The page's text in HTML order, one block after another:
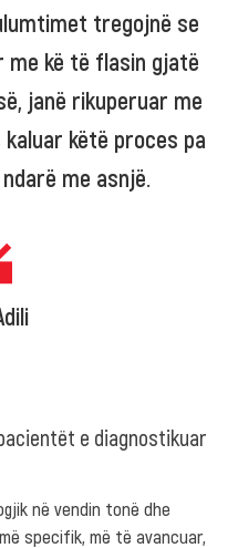
tregojnë se
me kë të flasin gjatë
janë rikuperuar me
këtë proces pa
me asnjë.
e diagnostikuar
në vendin tonë dhe
specifik, më të avancuar,